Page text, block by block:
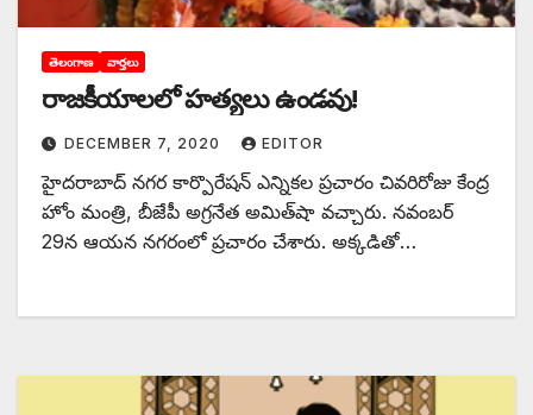
తెలంగాణ వార్తలు
రాజకీయాలలో హత్యలు ఉండవు!
DECEMBER 7, 2020 EDITOR
హైదరాబాద్‌ ‌నగర కార్పొరేషన్‌ ఎన్నికల ప్రచారం చివరిరోజు కేంద్ర
హోం మంత్రి, బీజేపీ అగ్రనేత అమిత్‌షా వచ్చారు. నవంబర్‌
29‌న ఆయన నగరంలో ప్రచారం చేశారు. అక్కడితో…